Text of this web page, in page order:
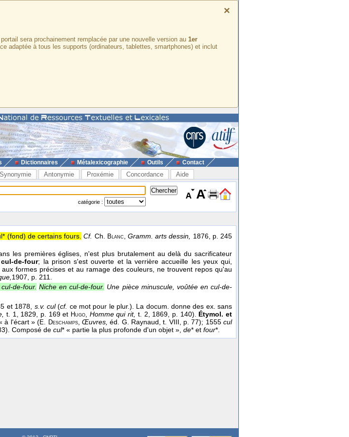
×
sera prochainement remplacée par une nouvelle version au 1er
adaptée à tous les supports (ordinateurs, tablettes, smartphones) et inclut
Dictionnaires Métalexicographie Outils Contact
Synonymie Antonymie Proxémie Concordance Aide
catégorie :
(fond) de certains fours. Cf. Ch. Blanc,Gramm. arts dessin, 1876, p. 245
les premières églises, n'est plus brutalement au delà du sacrificateur
cul-de-four; la prison s'est ouverte et la verrière accueille les yeux qui,
formes précises et au ramage des couleurs, ne trouvent repos qu'au
1907, p. 211.
de-four. Niche en cul-de-four. Une pièce minuscule, voûtée en cul-de-
et 1878, s.v. cul(cf. ce mot pour le plur.). La docum. donne des ex. sans
t. 1, 1829, p. 169 et Hugo, Homme qui rit, t. 2, 1869, p. 140). Étymol. et
à l'écart » (E. Deschamps,Œuvres,éd. G. Raynaud, t. VIII, p. 77); 1555cul
Composé de cul* « partie la plus profonde d'un objet », de* et four*.